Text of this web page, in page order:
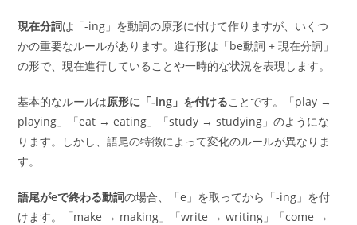
現在分詞は「-ing」を動詞の原形に付けて作りますが、いくつ
かの重要なルールがあります。進行形は「be動詞 + 現在分詞」
の形で、現在進行していることや一時的な状況を表現します。
基本的なルールは原形に「-ing」を付けることです。「play →
playing」「eat → eating」「study → studying」のようにな
ります。しかし、語尾の特徴によって変化のルールが異なりま
す。
語尾がeで終わる動詞の場合、「e」を取ってから「-ing」を付
けます。「make → making」「write → writing」「come →